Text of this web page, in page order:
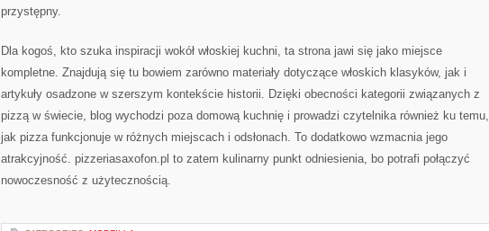
przystępny.
Dla kogoś, kto szuka inspiracji wokół włoskiej kuchni, ta strona jawi się jako miejsce
kompletne. Znajdują się tu bowiem zarówno materiały dotyczące włoskich klasyków, jak i
artykuły osadzone w szerszym kontekście historii. Dzięki obecności kategorii związanych z
pizzą w świecie, blog wychodzi poza domową kuchnię i prowadzi czytelnika również ku temu,
jak pizza funkcjonuje w różnych miejscach i odsłonach. To dodatkowo wzmacnia jego
atrakcyjność. pizzeriasaxofon.pl to zatem kulinarny punkt odniesienia, bo potrafi połączyć
nowoczesność z użytecznością.